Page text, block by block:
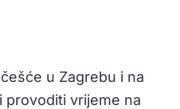
u Zagrebu i na
provoditi vrijeme na